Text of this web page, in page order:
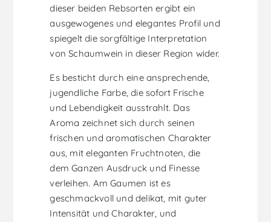
dieser beiden Rebsorten ergibt ein
ausgewogenes und elegantes Profil und
spiegelt die sorgfältige Interpretation
von Schaumwein in dieser Region wider.
Es besticht durch eine ansprechende,
jugendliche Farbe, die sofort Frische
und Lebendigkeit ausstrahlt. Das
Aroma zeichnet sich durch seinen
frischen und aromatischen Charakter
aus, mit eleganten Fruchtnoten, die
dem Ganzen Ausdruck und Finesse
verleihen. Am Gaumen ist es
geschmackvoll und delikat, mit guter
Intensität und Charakter, und